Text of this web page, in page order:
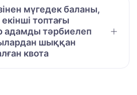
мүгедек баланы,
топтағы
адамды тәрбиелеп
шыққан
квота